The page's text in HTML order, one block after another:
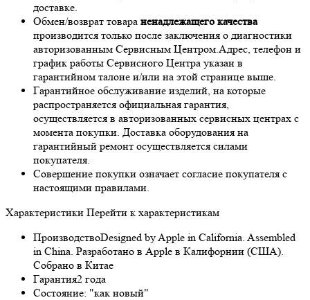
доставке.
Обмен/возврат товара ненадлежащего качества
производится только после заключения о диагностики
авторизованным Сервисным Центром.Адрес, телефон и
график работы Сервисного Центра указан в
гарантийном талоне и/или на этой странице выше.
Гарантийное обслуживание изделий, на которые
распространяется официальная гарантия,
осуществляется в авторизованных сервисных центрах с
момента покупки. Доставка оборудования на
гарантийный ремонт осуществляется силами
покупателя.
Совершение покупки означает согласие покупателя с
настоящими правилами.
Характеристики Перейти к характеристикам
ПроизводствоDesigned by Apple in California. Assembled
in China. Разработано в Apple в Калифорнии (США).
Собрано в Китае
Гарантия2 года
Состояние: "как новый"